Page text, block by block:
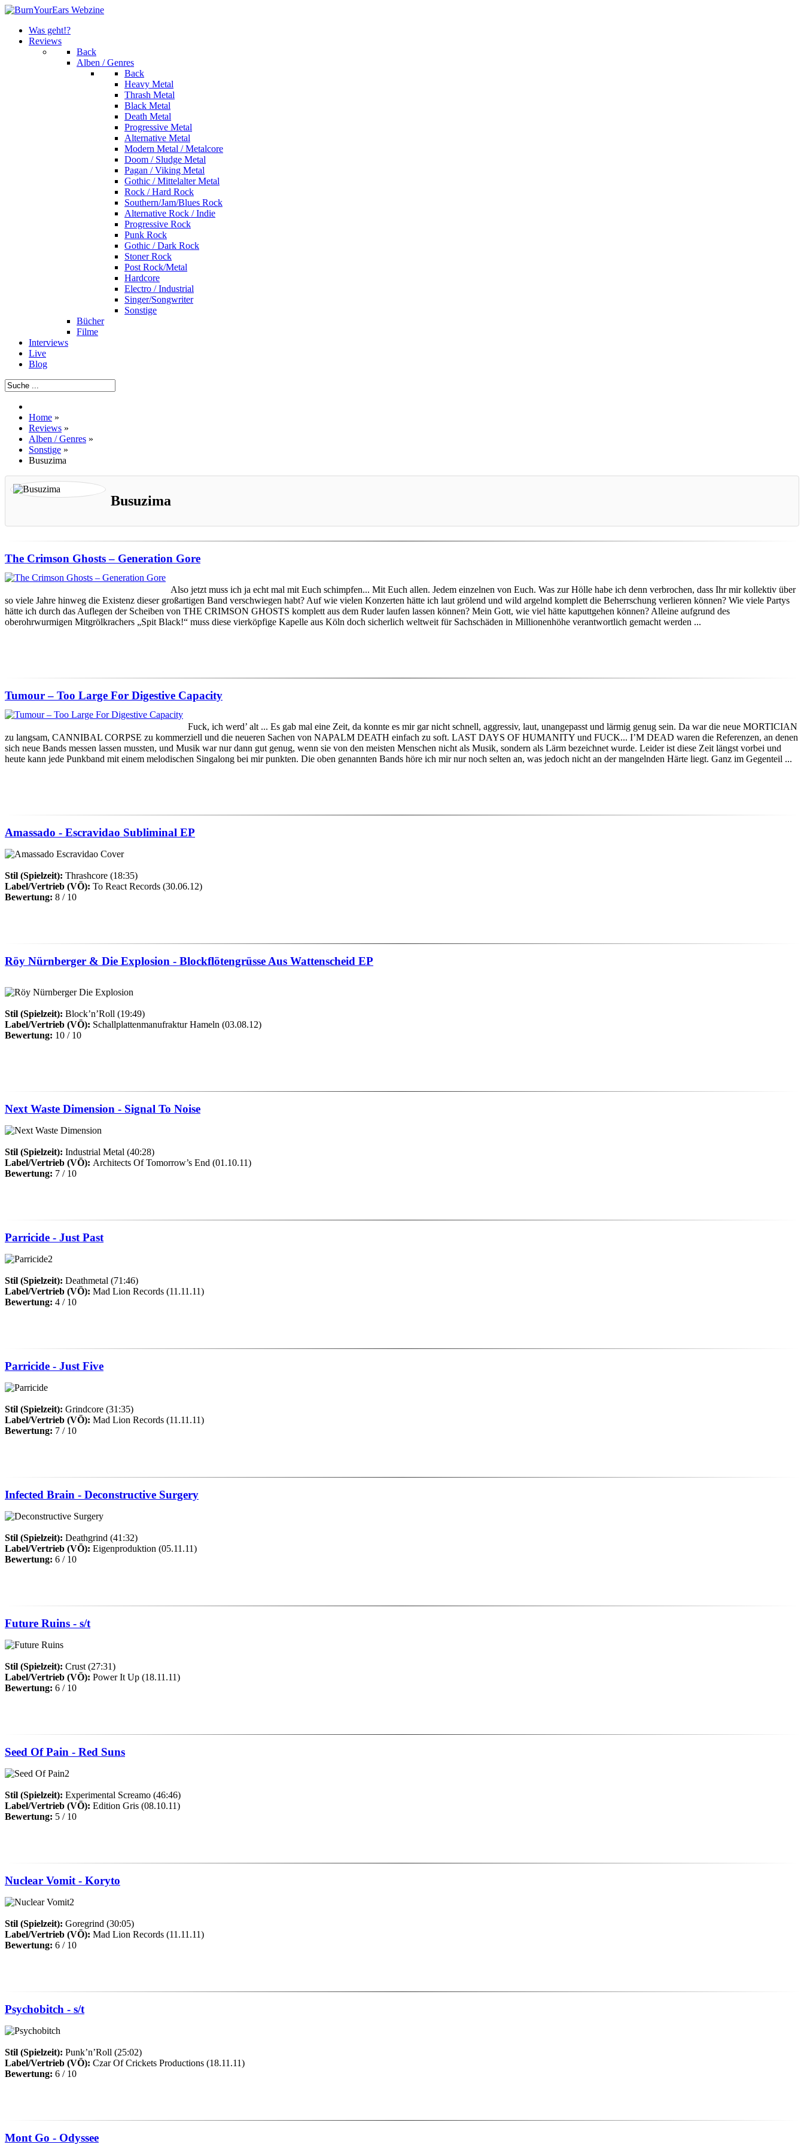
Was geht!?
Reviews
Back
Alben / Genres
Back
Heavy Metal
Thrash Metal
Black Metal
Death Metal
Progressive Metal
Alternative Metal
Modern Metal / Metalcore
Doom / Sludge Metal
Pagan / Viking Metal
Gothic / Mittelalter Metal
Rock / Hard Rock
Southern/Jam/Blues Rock
Alternative Rock / Indie
Progressive Rock
Punk Rock
Gothic / Dark Rock
Stoner Rock
Post Rock/Metal
Hardcore
Electro / Industrial
Singer/Songwriter
Sonstige
Bücher
Filme
Interviews
Live
Blog
Home »
Reviews »
Alben / Genres »
Sonstige »
Busuzima
Busuzima
The Crimson Ghosts – Generation Gore
Also jetzt muss ich ja echt mal mit Euch schimpfen... Mit Euch allen. Jedem einzelnen von Euch. Was zur Hölle habe ich denn verbrochen, dass Ihr mir kollektiv über
so viele Jahre hinweg die Existenz dieser großartigen Band verschwiegen habt? Auf wie vielen Konzerten hätte ich laut grölend und wild argelnd komplett die Beherrschung verlieren können? Wie viele Partys
hätte ich durch das Auflegen der Scheiben von THE CRIMSON GHOSTS komplett aus dem Ruder laufen lassen können? Mein Gott, wie viel hätte kaputtgehen können? Alleine aufgrund des
oberohrwurmigen Mitgrölkrachers „Spit Black!“ muss diese vierköpfige Kapelle aus Köln doch sicherlich weltweit für Sachschäden in Millionenhöhe verantwortlich gemacht werden ...
Tumour – Too Large For Digestive Capacity
Fuck, ich werd’ alt ... Es gab mal eine Zeit, da konnte es mir gar nicht schnell, aggressiv, laut, unangepasst und lärmig genug sein. Da war die neue MORTICIAN
zu langsam, CANNIBAL CORPSE zu kommerziell und die neueren Sachen von NAPALM DEATH einfach zu soft. LAST DAYS OF HUMANITY und FUCK... I’M DEAD waren die Referenzen, an denen
sich neue Bands messen lassen mussten, und Musik war nur dann gut genug, wenn sie von den meisten Menschen nicht als Musik, sondern als Lärm bezeichnet wurde. Leider ist diese Zeit längst vorbei und
heute kann jede Punkband mit einem melodischen Singalong bei mir punkten. Die oben genannten Bands höre ich mir nur noch selten an, was jedoch nicht an der mangelnden Härte liegt. Ganz im Gegenteil ...
Amassado - Escravidao Subliminal EP
Stil (Spielzeit): Thrashcore (18:35)
Label/Vertrieb (VÖ): To React Records (30.06.12)
Bewertung: 8 / 10
Röy Nürnberger & Die Explosion - Blockflötengrüsse Aus Wattenscheid EP
Stil (Spielzeit): Block’n’Roll (19:49)
Label/Vertrieb (VÖ): Schallplattenmanufraktur Hameln (03.08.12)
Bewertung: 10 / 10
Next Waste Dimension - Signal To Noise
Stil (Spielzeit): Industrial Metal (40:28)
Label/Vertrieb (VÖ): Architects Of Tomorrow’s End (01.10.11)
Bewertung: 7 / 10
Parricide - Just Past
Stil (Spielzeit): Deathmetal (71:46)
Label/Vertrieb (VÖ): Mad Lion Records (11.11.11)
Bewertung: 4 / 10
Parricide - Just Five
Stil (Spielzeit): Grindcore (31:35)
Label/Vertrieb (VÖ): Mad Lion Records (11.11.11)
Bewertung: 7 / 10
Infected Brain - Deconstructive Surgery
Stil (Spielzeit): Deathgrind (41:32)
Label/Vertrieb (VÖ): Eigenproduktion (05.11.11)
Bewertung: 6 / 10
Future Ruins - s/t
Stil (Spielzeit): Crust (27:31)
Label/Vertrieb (VÖ): Power It Up (18.11.11)
Bewertung: 6 / 10
Seed Of Pain - Red Suns
Stil (Spielzeit): Experimental Screamo (46:46)
Label/Vertrieb (VÖ): Edition Gris (08.10.11)
Bewertung: 5 / 10
Nuclear Vomit - Koryto
Stil (Spielzeit): Goregrind (30:05)
Label/Vertrieb (VÖ): Mad Lion Records (11.11.11)
Bewertung: 6 / 10
Psychobitch - s/t
Stil (Spielzeit): Punk’n’Roll (25:02)
Label/Vertrieb (VÖ): Czar Of Crickets Productions (18.11.11)
Bewertung: 6 / 10
Mont Go - Odyssee